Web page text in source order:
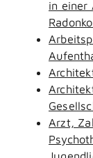
in einer
Arzt,